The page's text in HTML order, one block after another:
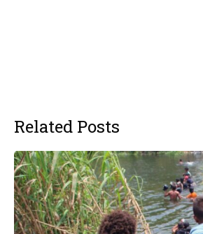
Related Posts